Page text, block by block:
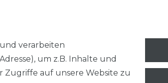
verarbeiten
um z.B. Inhalte und
Zugriffe auf unsere Website zu